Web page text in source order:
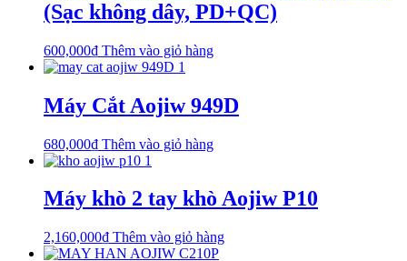
(Sạc không dây, PD+QC)
600,000₫ Thêm vào giỏ hàng
Máy Cắt Aojiw 949D
680,000₫ Thêm vào giỏ hàng
Máy khò 2 tay khò Aojiw P10
2,160,000₫ Thêm vào giỏ hàng